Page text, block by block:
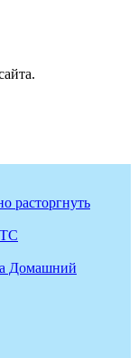
расторгнуть
Домашний